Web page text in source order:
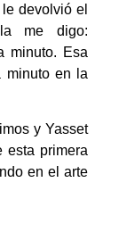
devolvió el
me digo:
minuto. Esa
minuto en la
y Yasset
esta primera
en el arte